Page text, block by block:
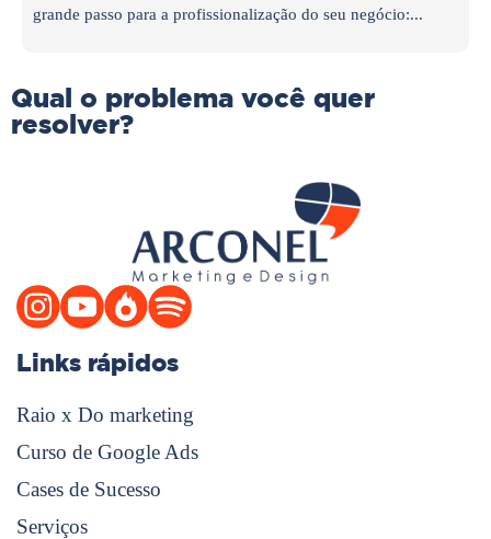
grande passo para a profissionalização do seu negócio:...
Qual o problema você quer
resolver?
Links rápidos
Raio x Do marketing
Curso de Google Ads
Cases de Sucesso
Serviços